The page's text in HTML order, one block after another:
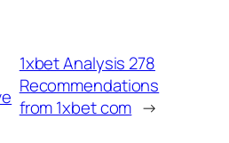
1xbet Analysis 278
Recommendations
from 1xbet com →